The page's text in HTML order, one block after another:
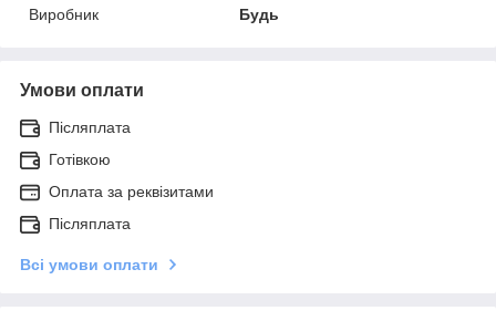
Виробник
Будь
Умови оплати
Післяплата
Готівкою
Оплата за реквізитами
Післяплата
Всі умови оплати